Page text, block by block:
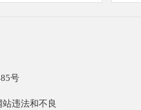
号
违法和不良